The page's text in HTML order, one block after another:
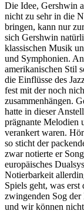
Die Idee, Gershwin
nicht zu sehr in die
bringen, kann nur
sich Gershwin
klassischen Musik
und Symphonien.
amerikanischen Stil
die Einflüsse des
fest mit der noch
zusammenhängen.
hatte in dieser
prägnante Melodien
verankert waren.
so sticht der
zwar notierte er
europäisches
Notierbarkeit
Spiels geht, was
zwingenden Sog
und wir können nicht